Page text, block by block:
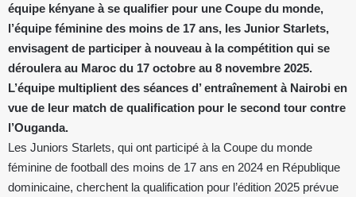
équipe kényane à se qualifier pour une Coupe du monde,
l’équipe féminine des moins de 17 ans, les Junior Starlets,
envisagent de participer à nouveau à la compétition qui se
déroulera au Maroc du 17 octobre au 8 novembre 2025.
L’équipe multiplient des séances d’ entraînement à Nairobi en
vue de leur match de qualification pour le second tour contre
l’Ouganda.
Les Juniors Starlets, qui ont participé à la Coupe du monde
féminine de football des moins de 17 ans en 2024 en République
dominicaine, cherchent la qualification pour l’édition 2025 prévue